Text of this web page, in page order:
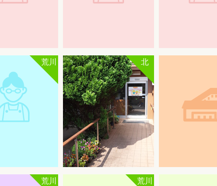
荒川 北
荒川 荒川